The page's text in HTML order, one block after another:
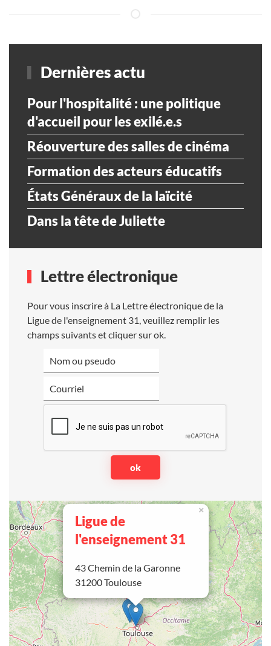
Dernières actu
Pour l'hospitalité : une politique
d'accueil pour les exilé.e.s
Réouverture des salles de cinéma
Formation des acteurs éducatifs
États Généraux de la laïcité
Dans la tête de Juliette
Lettre électronique
Pour vous inscrire à La Lettre électronique de la
Ligue de l'enseignement 31, veuillez remplir les
champs suivants et cliquer sur ok.
Ligue de
l'enseignement 31
43 Chemin de la Garonne
31200 Toulouse
×